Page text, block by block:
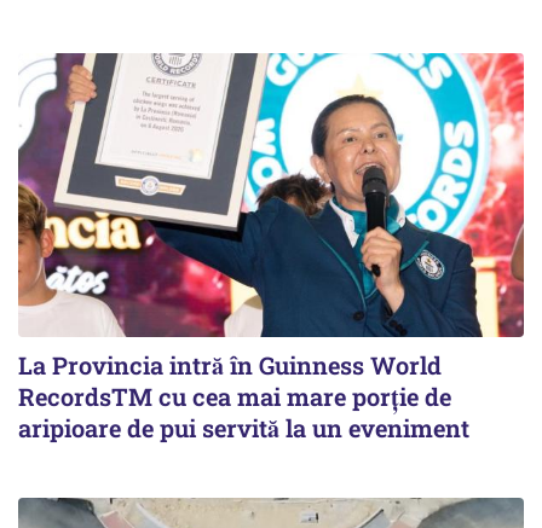
La Provincia intră în Guinness World
RecordsTM cu cea mai mare porție de
aripioare de pui servită la un eveniment